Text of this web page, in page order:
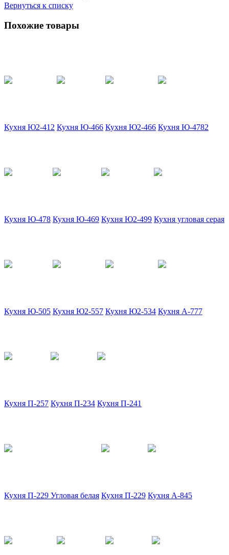
Вернуться к списку
Похожие товары
Кухня Ю2-412 Кухня Ю-466 Кухня Ю2-466 Кухня Ю-4782
Кухня Ю-478 Кухня Ю-469 Кухня Ю2-499 Кухня угловая серая
Кухня Ю-505 Кухня Ю2-557 Кухня Ю2-534 Кухня А-777
Кухня П-257 Кухня П-234 Кухня П-241
Кухня П-229 Угловая белая Кухня П-229 Кухня А-845